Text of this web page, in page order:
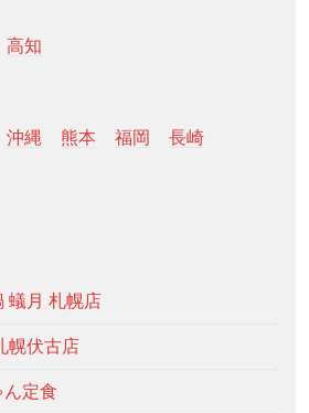
高知
沖縄 熊本 福岡
長崎
蟻月 札幌店
幌伏古店
ん定食